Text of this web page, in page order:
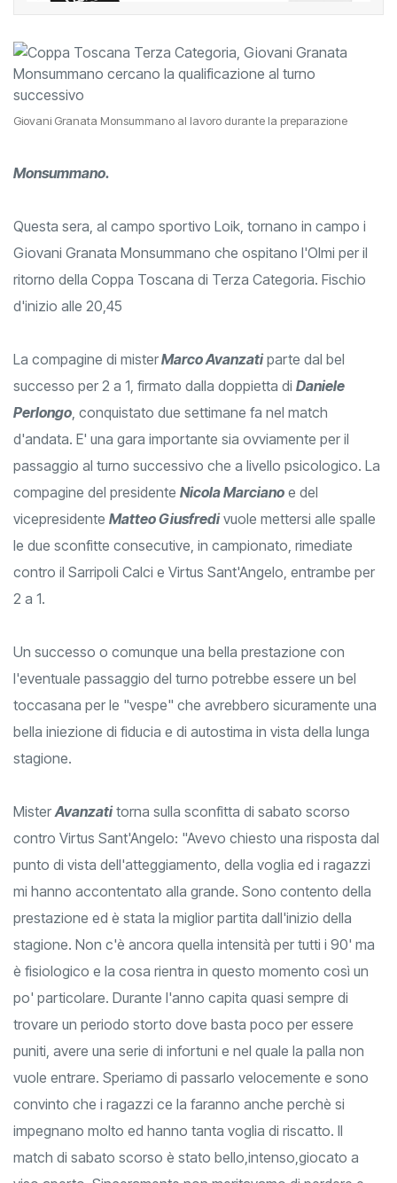
Giovani Granata Monsummano al lavoro durante la preparazione
Monsummano.
Questa sera, al campo sportivo Loik, tornano in campo i
Giovani Granata Monsummano che ospitano l'Olmi per il
ritorno della Coppa Toscana di Terza Categoria. Fischio
d'inizio alle 20,45
La compagine di misterMarco Avanzatiparte dal bel
successo per 2 a 1, firmato dalla doppietta di Daniele
Perlongo , conquistato due settimane fa nel match
d'andata. E' una gara importante sia ovviamente per il
passaggio al turno successivo che a livello psicologico. La
compagine del presidente Nicola Marciano e del
vicepresidente Matteo Giusfredivuole mettersi alle spalle
le due sconfitte consecutive, in campionato, rimediate
contro il Sarripoli Calci e Virtus Sant'Angelo, entrambe per
2 a 1.
Un successo o comunque una bella prestazione con
l'eventuale passaggio del turno potrebbe essere un bel
toccasana per le "vespe" che avrebbero sicuramente una
bella iniezione di fiducia e di autostima in vista della lunga
stagione.
Mister Avanzatitorna sulla sconfitta di sabato scorso
contro Virtus Sant'Angelo: "Avevo chiesto una risposta dal
punto di vista dell'atteggiamento, della voglia ed i ragazzi
mi hanno accontentato alla grande. Sono contento della
prestazione ed è stata la miglior partita dall'inizio della
stagione. Non c'è ancora quella intensità per tutti i 90' ma
è fisiologico e la cosa rientra in questo momento così un
po' particolare. Durante l'anno capita quasi sempre di
trovare un periodo storto dove basta poco per essere
puniti, avere una serie di infortuni e nel quale la palla non
vuole entrare. Speriamo di passarlo velocemente e sono
convinto che i ragazzi ce la faranno anche perchè si
impegnano molto ed hanno tanta voglia di riscatto. Il
match di sabato scorso è stato bello,intenso,giocato a